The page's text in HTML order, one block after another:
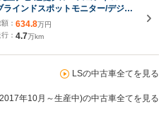
ラインドスポットモニター/デジタ
ーンキープアシスト/シートヒー
ィスプレイ/Bluetooth再
フト
： 634.8万円
： 4.7万km
LSの中古車全てを見る
年10月～生産中)の中古車全てを見る